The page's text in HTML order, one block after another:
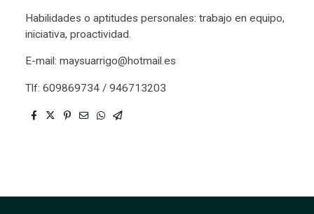
Habilidades o aptitudes personales: trabajo en equipo,
iniciativa, proactividad.
E-mail: maysuarrigo@hotmail.es
Tlf: 609869734 / 946713203